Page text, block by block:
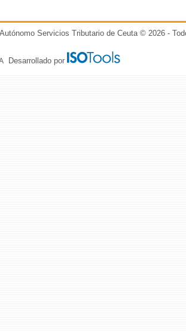
Servicios Tributario de Ceuta © 2026 -
Desarrollado por